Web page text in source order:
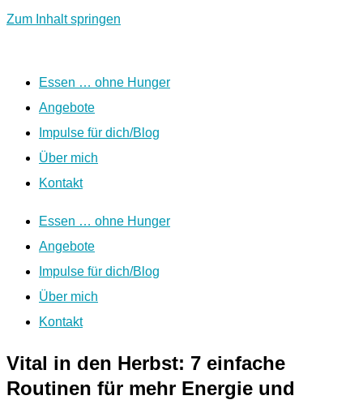
Zum Inhalt springen
Essen … ohne Hunger
Angebote
Impulse für dich/Blog
Über mich
Kontakt
Essen … ohne Hunger
Angebote
Impulse für dich/Blog
Über mich
Kontakt
Vital in den Herbst: 7 einfache
Routinen für mehr Energie und